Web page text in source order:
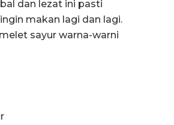
dan lezat ini pasti
makan lagi dan lagi.
sayur warna-warni